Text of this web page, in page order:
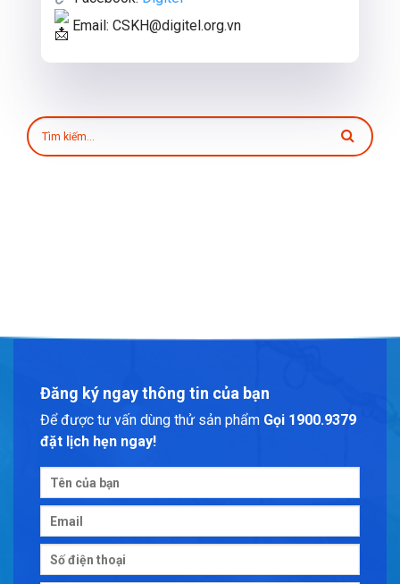
Email: CSKH@digitel.org.vn
Đăng ký ngay thông tin của bạn
Để được tư vấn dùng thử sản phẩm Gọi 1900.9379
đặt lịch hẹn ngay!